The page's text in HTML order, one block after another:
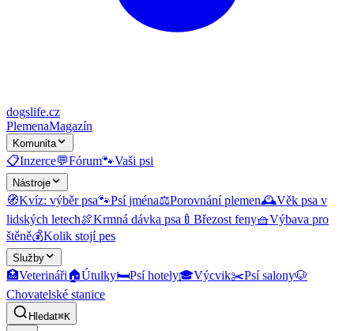
dogslife.cz
PlemenaMagazín
Komunita
📋Inzerce💬Fórum🐾Vaši psi
Nástroje
🧭Kvíz: výběr psa🐾Psí jména⚖️Porovnání plemen🕰️Věk psa v
lidských letech🍖Krmná dávka psa 🍼 Březost feny🧺Výbava pro
štěně💰Kolik stojí pes
Služby
🏥Veterináři🏠Útulky🛏️Psí hotely🎓Výcvik✂️Psí salony🐶
Chovatelské stanice
Hledat⌘K